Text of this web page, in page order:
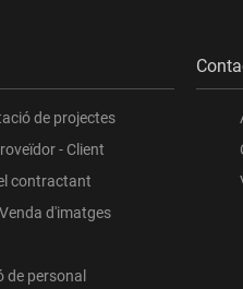
de projectes
- Client
contractant
d'imatges
de personal